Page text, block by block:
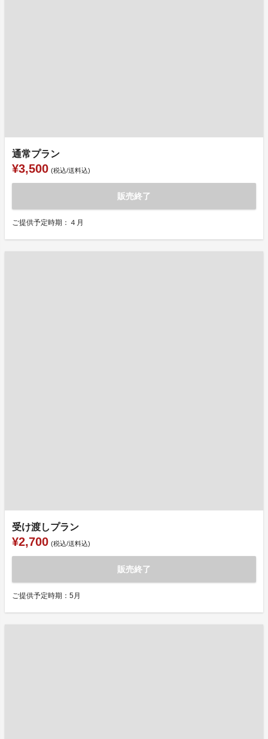
通常プラン
¥3,500 (税込/送料込)
販売終了
ご提供予定時期：４月
受け渡しプラン
¥2,700 (税込/送料込)
販売終了
ご提供予定時期：5月